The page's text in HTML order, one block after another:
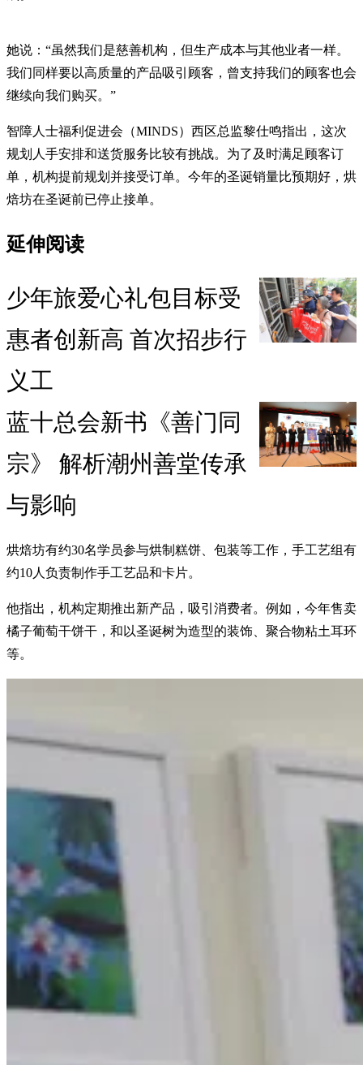
她说：“虽然我们是慈善机构，但生产成本与其他业者一样。
我们同样要以高质量的产品吸引顾客，曾支持我们的顾客也会
继续向我们购买。”
智障人士福利促进会（MINDS）西区总监黎仕鸣指出，这次
规划人手安排和送货服务比较有挑战。为了及时满足顾客订
单，机构提前规划并接受订单。今年的圣诞销量比预期好，烘
焙坊在圣诞前已停止接单。
延伸阅读
少年旅爱心礼包目标受
惠者创新高 首次招步行
义工
蓝十总会新书《善门同
宗》 解析潮州善堂传承
与影响
烘焙坊有约30名学员参与烘制糕饼、包装等工作，手工艺组有
约10人负责制作手工艺品和卡片。
他指出，机构定期推出新产品，吸引消费者。例如，今年售卖
橘子葡萄干饼干，和以圣诞树为造型的装饰、聚合物粘土耳环
等。